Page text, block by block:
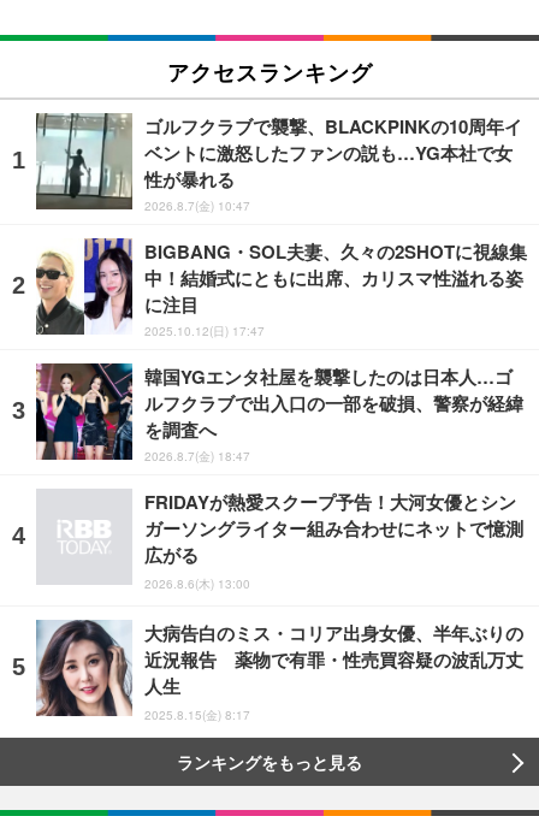
アクセスランキング
ゴルフクラブで襲撃、BLACKPINKの10周年イ
ベントに激怒したファンの説も…YG本社で女
性が暴れる
2026.8.7(金) 10:47
BIGBANG・SOL夫妻、久々の2SHOTに視線集
中！結婚式にともに出席、カリスマ性溢れる姿
に注目
2025.10.12(日) 17:47
韓国YGエンタ社屋を襲撃したのは日本人…ゴ
ルフクラブで出入口の一部を破損、警察が経緯
を調査へ
2026.8.7(金) 18:47
FRIDAYが熱愛スクープ予告！大河女優とシン
ガーソングライター組み合わせにネットで憶測
広がる
2026.8.6(木) 13:00
大病告白のミス・コリア出身女優、半年ぶりの
近況報告 薬物で有罪・性売買容疑の波乱万丈
人生
2025.8.15(金) 8:17
ランキングをもっと見る